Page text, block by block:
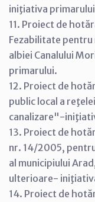
iniţiativa
11. Proiect de
Fezabilitate pentru
albiei Canalului
primarului.
12. Proiect de
public local a
canalizare"-
13. Proiect de
nr. 14/2005,
al municipiului
ulterioare-
14. Proiect de